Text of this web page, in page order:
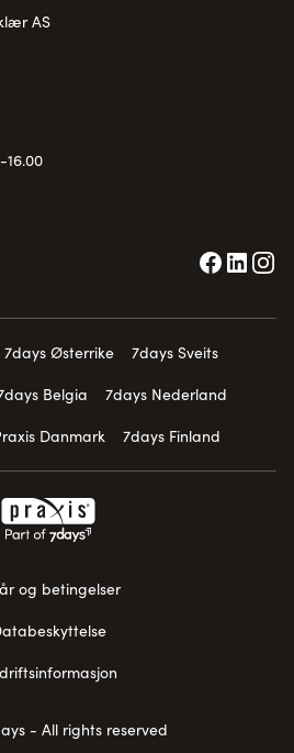
AS
7days Østerrike
7days Sveits
Belgia
7days Nederland
Danmark 7days Finland
og betingelser
- All rights reserved